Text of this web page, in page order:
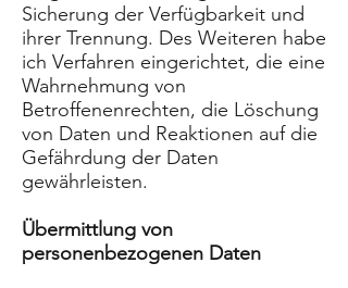
Sicherung der Verfügbarkeit und
ihrer Trennung. Des Weiteren habe
ich Verfahren eingerichtet, die eine
Wahrnehmung von
Betroffenenrechten, die Löschung
von Daten und Reaktionen auf die
Gefährdung der Daten
gewährleisten.
Übermittlung von
personenbezogenen Daten